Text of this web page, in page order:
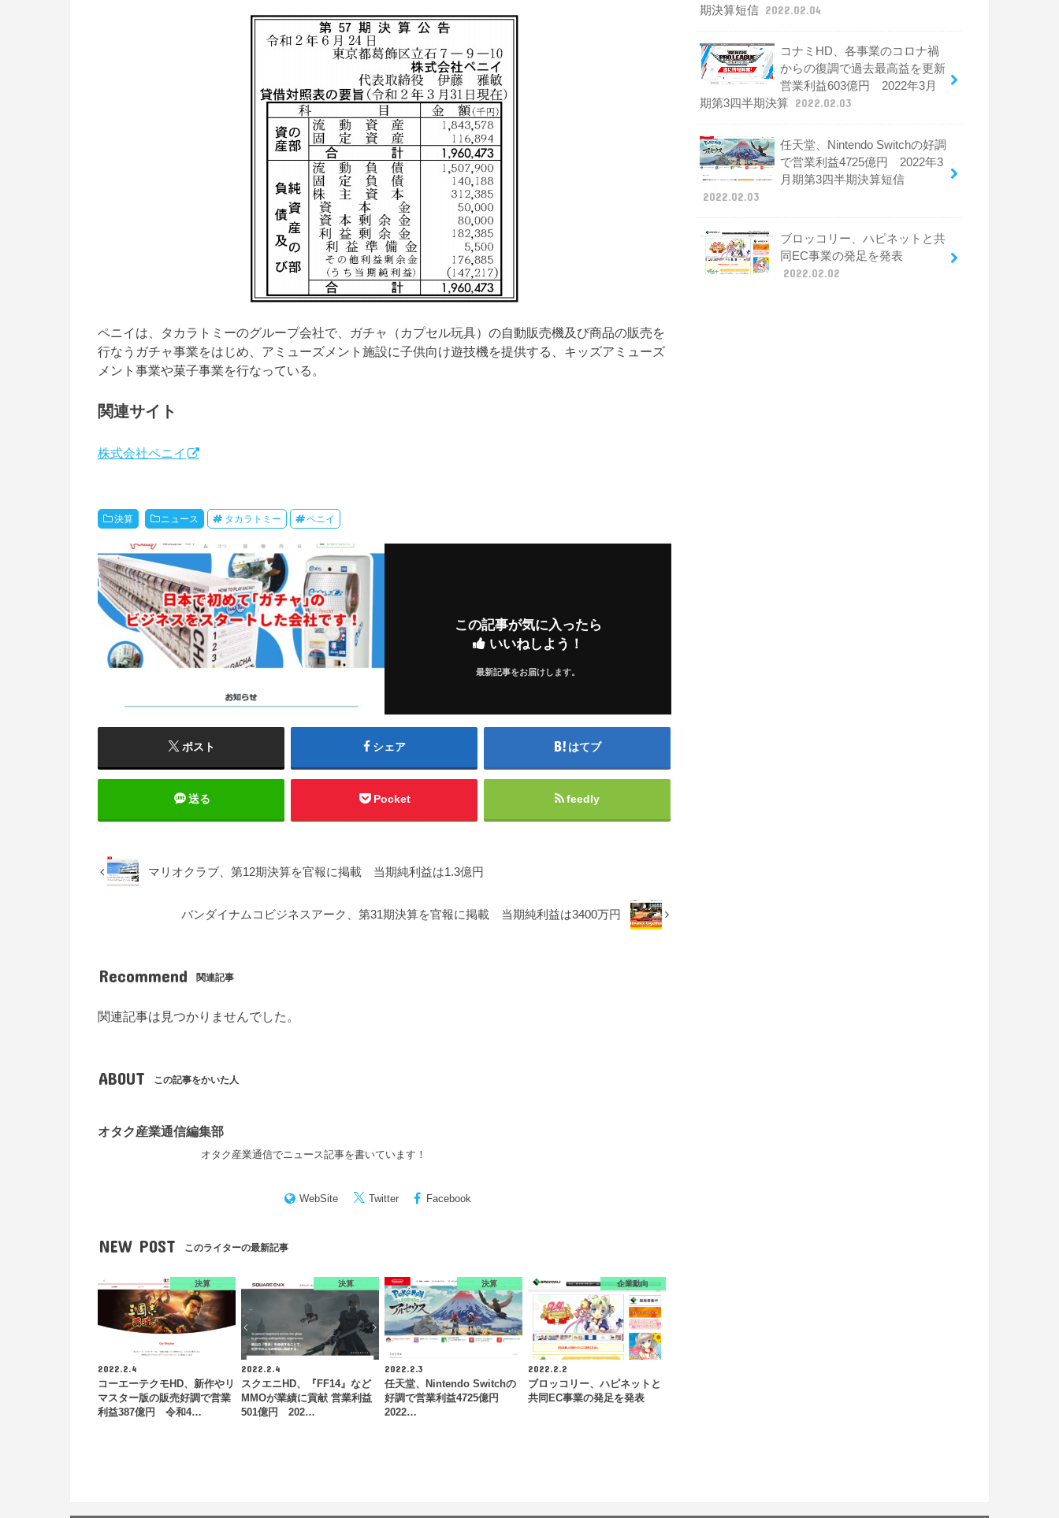
ペニイは、タカラトミーのグループ会社で、ガチャ（カプセル玩具）の自動販売機及び商品の販売を
行なうガチャ事業をはじめ、アミューズメント施設に子供向け遊技機を提供する、キッズアミューズ
メント事業や菓子事業を行なっている。
関連サイト
株式会社ペニイ
決算 ニュース タカラトミー ペニイ
この記事が気に入ったら
いいねしよう！
最新記事をお届けします。
ポスト シェア はてブ
送る Pocket feedly
マリオクラブ、第12期決算を官報に掲載 当期純利益は1.3億円
バンダイナムコビジネスアーク、第31期決算を官報に掲載 当期純利益は3400万円
Recommend 関連記事
関連記事は見つかりませんでした。
ABOUT この記事をかいた人
オタク産業通信編集部
オタク産業通信でニュース記事を書いています！
WebSite Twitter Facebook
NEW POST このライターの最新記事
決算
2022.2.4
コーエーテクモHD、新作やリ
マスター版の販売好調で営業
利益387億円 令和4…
決算
2022.2.4
スクエニHD、『FF14』など
MMOが業績に貢献 営業利益
501億円 202…
決算
2022.2.3
任天堂、Nintendo Switchの
好調で営業利益4725億円
2022…
企業動向
2022.2.2
ブロッコリー、ハピネットと
共同EC事業の発足を発表
期決算短信 2022.02.04
コナミHD、各事業のコロナ禍
からの復調で過去最高益を更新
営業利益603億円 2022年3月
期第3四半期決算 2022.02.03
任天堂、Nintendo Switchの好調
で営業利益4725億円 2022年3
月期第3四半期決算短信
2022.02.03
ブロッコリー、ハピネットと共
同EC事業の発足を発表
2022.02.02